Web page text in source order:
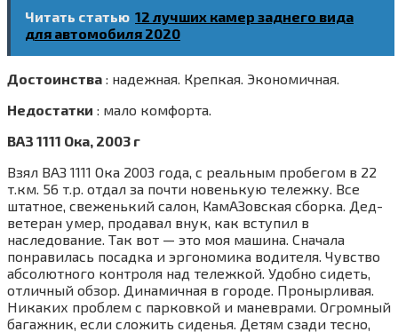
Читать статью 12 лучших камер заднего вида
для автомобиля 2020
Достоинства : надежная. Крепкая. Экономичная.
Недостатки : мало комфорта.
ВАЗ 1111 Ока, 2003 г
Взял ВАЗ 1111 Ока 2003 года, с реальным пробегом в 22
т.км. 56 т.р. отдал за почти новенькую тележку. Все
штатное, свеженький салон, КамАЗовская сборка. Дед-
ветеран умер, продавал внук, как вступил в
наследование. Так вот — это моя машина. Сначала
понравилась посадка и эргономика водителя. Чувство
абсолютного контроля над тележкой. Удобно сидеть,
отличный обзор. Динамичная в городе. Пронырливая.
Никаких проблем с парковкой и маневрами. Огромный
багажник, если сложить сиденья. Детям сзади тесно,